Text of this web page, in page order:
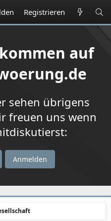
Registrieren
auf
sehen übrigens
freuen uns wenn
Anmelden